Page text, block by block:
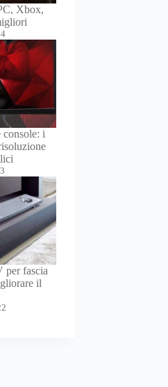
Xbox,
i
per fascia
il